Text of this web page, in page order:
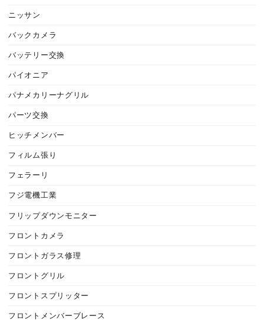
ニッサン
バックカメラ
バッテリー交換
パイオニア
パナメカリーナグリル
パーツ交換
ヒッチメンバー
フィルム張り
フェラーリ
フジ電機工業
フリップダウンモニター
フロントカメラ
フロントガラス修理
フロントグリル
フロントスプリッター
フロントメンバーブレース